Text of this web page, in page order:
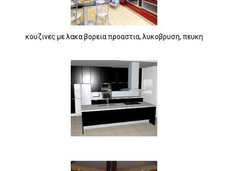
κουζινες με λακα βορεια προαστια, λυκοβρυση, πευκη